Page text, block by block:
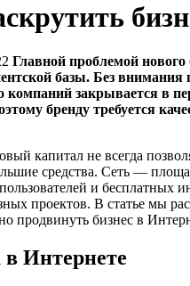
Главной проблемой нового
базы. Без внимания
компаний закрывается в
бренду требуется
капитал не всегда
средства. Сеть —
и бесплатных
проектов. В статье мы
продвинуть бизнес в
Интернете